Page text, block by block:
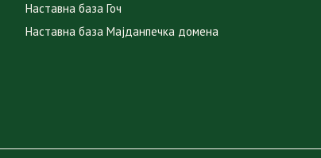
Наставна база Гоч
Наставна база Мајданпечка домена